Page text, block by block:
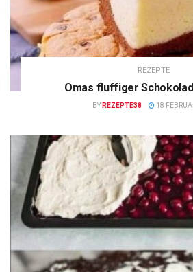
REZEPTE
Omas fluffiger
BY REZEPTE38 18